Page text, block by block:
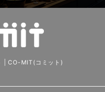
| CO-MIT(コミット)